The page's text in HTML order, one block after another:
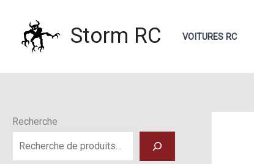
contenu
Storm RC VOITURES RC
Recherche